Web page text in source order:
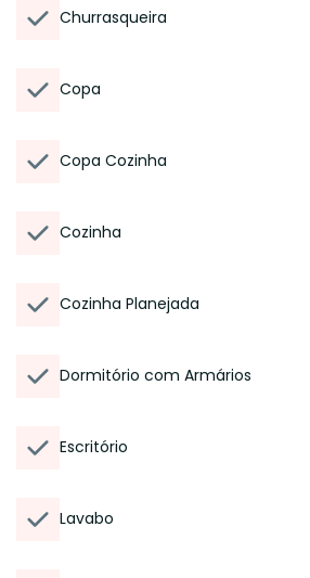
Churrasqueira
Copa
Copa Cozinha
Cozinha
Cozinha Planejada
Dormitório com Armários
Escritório
Lavabo